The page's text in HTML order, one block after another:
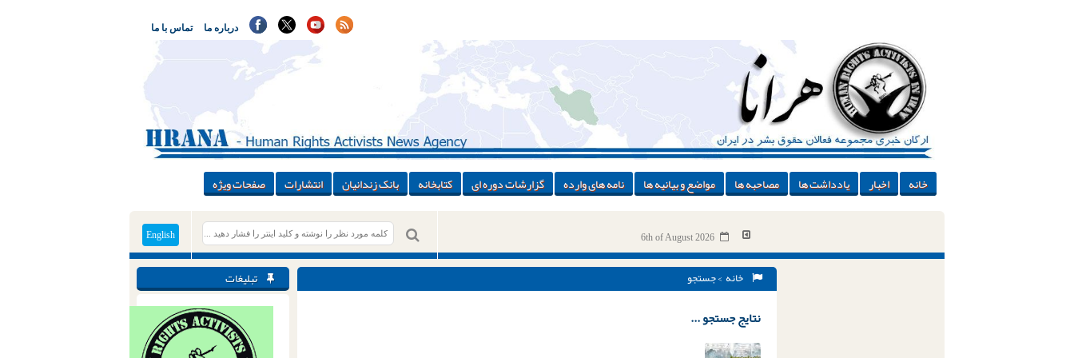
تماس با ما درباره ما
خانه اخبار یادداشت ها مصاحبه ها مواضع و بیانیه ها نامه های وارده گزارشات دوره ای کتابخانه بانک زندانیان انتشارات صفحات ویژه
English 6th of August 2026
تبلیغات خانه > جستجو
نتایج جستجو ...